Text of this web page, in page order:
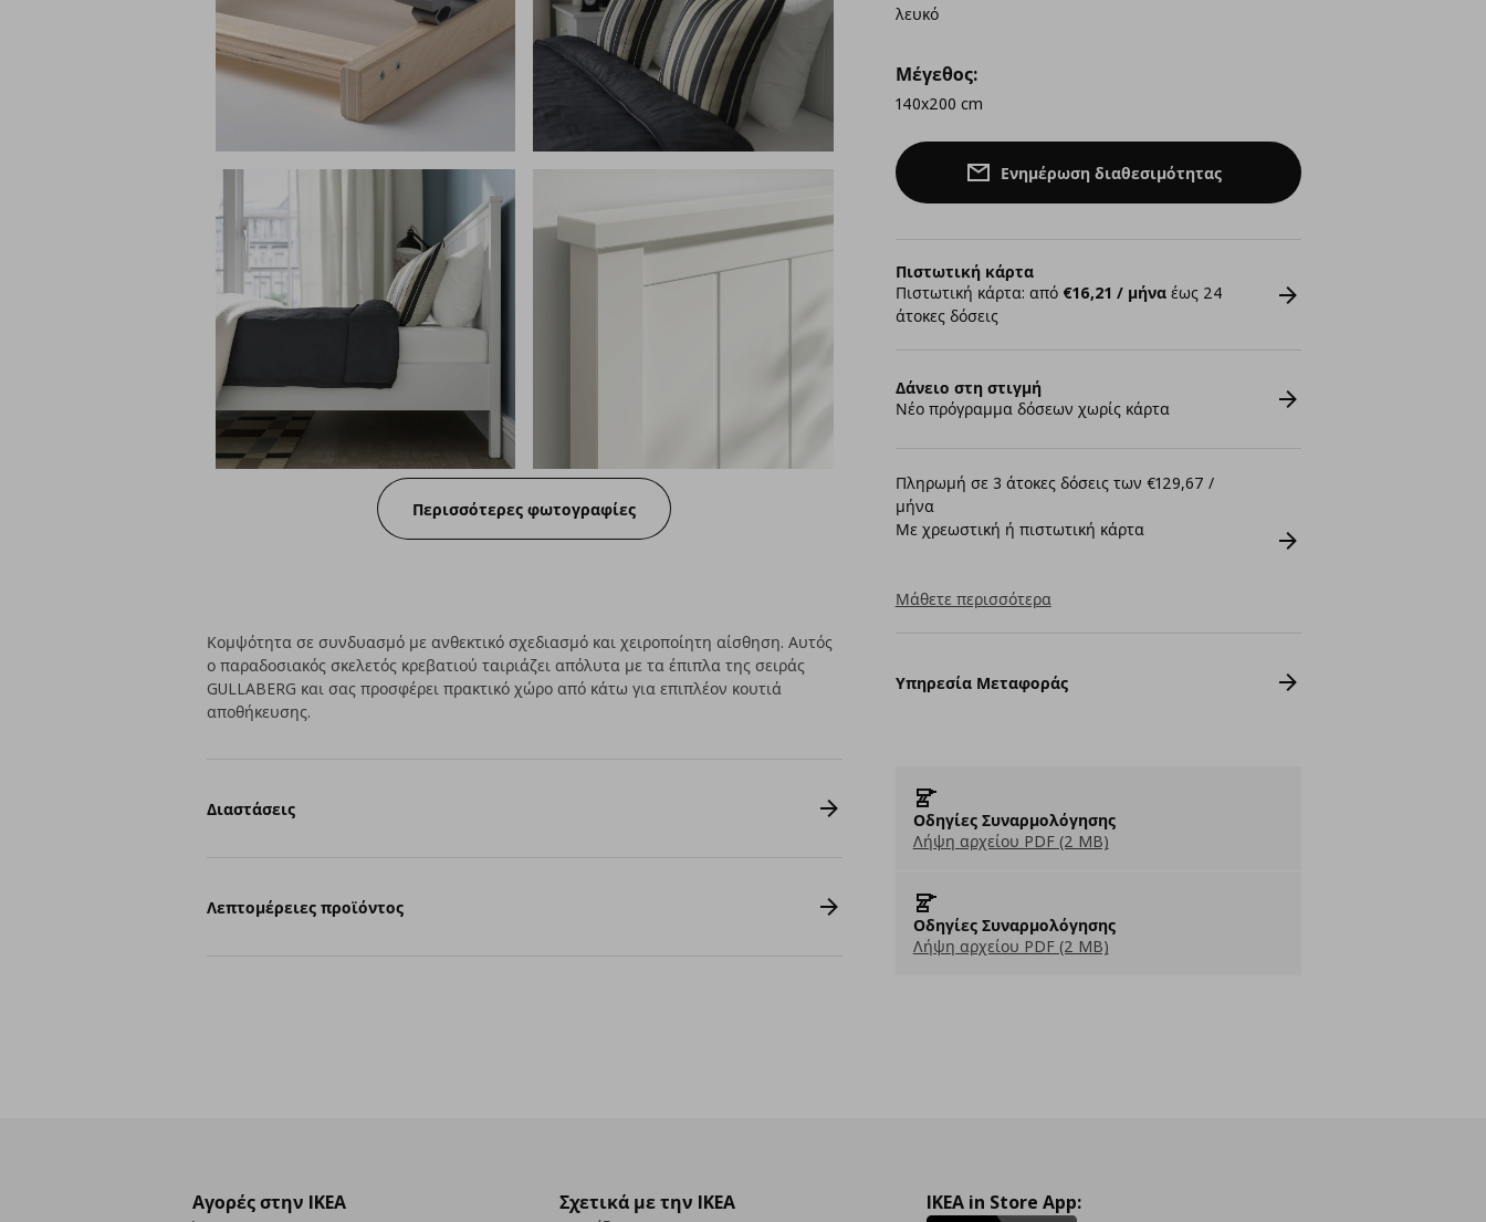
Περισσότερες φωτογραφίες
λευκό
Μέγεθος:
140x200 cm
Ενημέρωση διαθεσιμότητας
Πιστωτική κάρτα
Πιστωτική κάρτα: από €16,21 / μήναέως 24
άτοκες δόσεις
Δάνειο στη στιγμή
Νέο πρόγραμμα δόσεων χωρίς κάρτα
Πληρωμή σε 3 άτοκες δόσεις των €129,67 /
μήνα
Με χρεωστική ή πιστωτική κάρτα
Μάθετε περισσότερα
Υπηρεσία Μεταφοράς
Οδηγίες Συναρμολόγησης
Λήψη αρχείου PDF (2 MB)
Οδηγίες Συναρμολόγησης
Λήψη αρχείου PDF (2 MB)
Κομψότητα σε συνδυασμό με ανθεκτικό σχεδιασμό και χειροποίητη αίσθηση. Αυτός
ο παραδοσιακός σκελετός κρεβατιού ταιριάζει απόλυτα με τα έπιπλα της σειράς
GULLABERG και σας προσφέρει πρακτικό χώρο από κάτω για επιπλέον κουτιά
αποθήκευσης.
Διαστάσεις
Λεπτομέρειες προϊόντος
Αγορές στην IKEA Σχετικά με την IKEA IKEA in Store App: